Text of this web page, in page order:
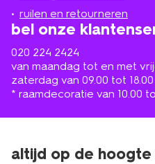
ruilen en retourneren
bel onze
020 224 2424
van maandag tot en met
zaterdag van 09.00 tot
* raamdecoratie van 10.00
buurt
altijd op de